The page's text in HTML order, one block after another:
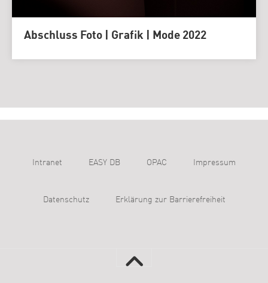
Abschluss Foto | Grafik | Mode 2022
Intranet EASY DB OPAC Impressum
Datenschutz Erklärung zur Barrierefreiheit